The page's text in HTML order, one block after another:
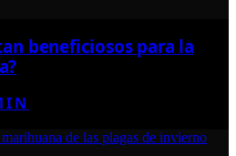
beneficiosos para la